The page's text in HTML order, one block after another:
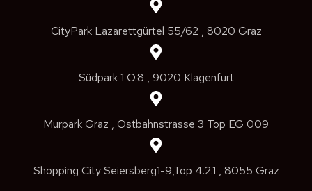
CityPark Lazarettgürtel 55/62 , 8020 Graz
Südpark 1 O.8 , 9020 Klagenfurt
Murpark Graz , Ostbahnstrasse 3 Top EG 009
Shopping City Seiersberg1-9,Top 4.2.1 , 8055 Graz